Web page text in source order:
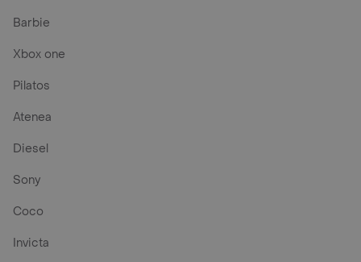
Barbie
Xbox one
Pilatos
Atenea
Diesel
Sony
Coco
Invicta